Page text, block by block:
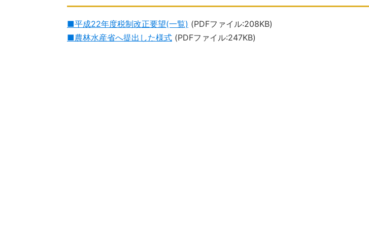
■平成22年度税制改正要望(一覧) (PDFファイル:208KB)
■農林水産省へ提出した様式 (PDFファイル:247KB)